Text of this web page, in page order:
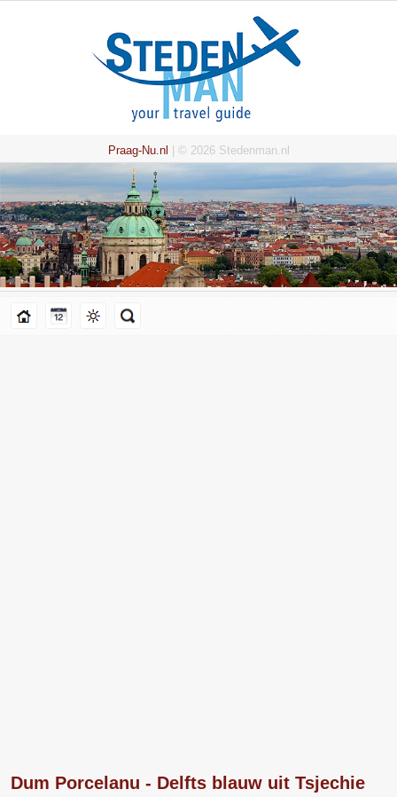
Praag-Nu.nl | © 2026 Stedenman.nl
Dum Porcelanu - Delfts blauw uit Tsjechie